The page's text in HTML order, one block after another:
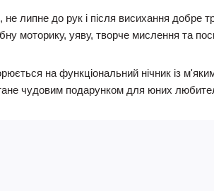
не липне до рук і після висихання
моторику, уяву, творче мислення та
на функціональний нічник із
чудовим подарунком для юних